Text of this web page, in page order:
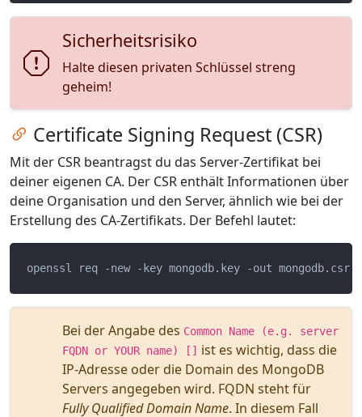
Sicherheitsrisiko
Halte diesen privaten Schlüssel streng
geheim!
Zum Kapitel springen
Certificate Signing Request (CSR)
Mit der CSR beantragst du das Server-Zertifikat bei
deiner eigenen CA. Der CSR enthält Informationen über
deine Organisation und den Server, ähnlich wie bei der
Erstellung des CA-Zertifikats. Der Befehl lautet:
Bei der Angabe des Common Name (e.g. server
FQDN or YOUR name) [] ist es wichtig, dass die
IP-Adresse oder die Domain des MongoDB
Servers angegeben wird. FQDN steht für
Fully Qualified Domain Name. In diesem Fall